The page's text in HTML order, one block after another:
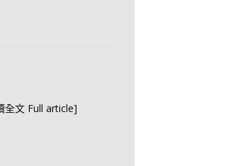
全文 Full article]